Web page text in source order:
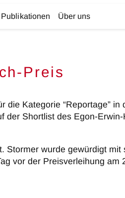
Publikationen Über uns
Preis
Kategorie “Reportage”
Shortlist des Egon-
wurde gewürdigt mit
vor der Preisverleihung